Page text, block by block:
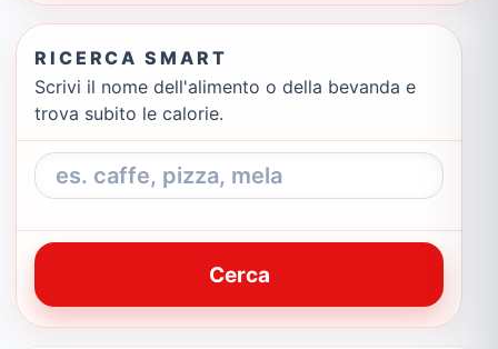
RICERCA SMART
Scrivi il nome dell'alimento o della bevanda e
trova subito le calorie.
Cerca